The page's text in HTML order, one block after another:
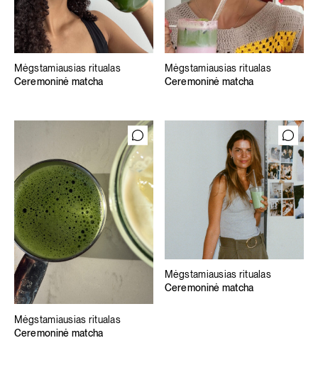
Mėgstamiausias ritualas
Ceremoninė matcha
Mėgstamiausias ritualas
Ceremoninė matcha
Mėgstamiausias ritualas
Ceremoninė matcha
Mėgstamiausias ritualas
Ceremoninė matcha